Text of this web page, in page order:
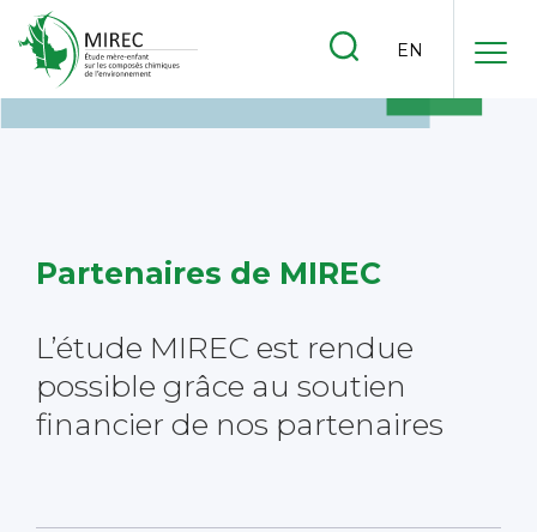
...
EN
Partenaires de MIREC
L’étude MIREC est rendue
possible grâce au soutien
financier de nos partenaires